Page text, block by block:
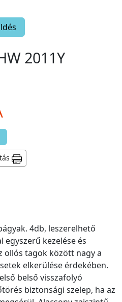
2011Y
4db, leszerelhető
egyszerű kezelése és
ollós tagok között nagy a
elkerülése érdekében.
belső visszafolyó
biztonsági szelep, ha az